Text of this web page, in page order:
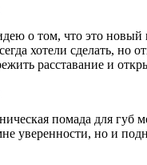
о том, что это новый
хотели сделать, но
расставание и
помада для губ
уверенности, но и